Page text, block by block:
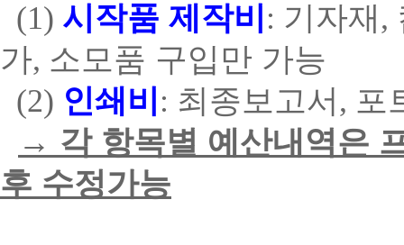
(1) 시작품 제작비 : 기자재 ,
가, 소모품 구입만 가능
(2) 인쇄비 : 최종보고서 , 포
→ 각 항목별 예산내역은
후 수정가능